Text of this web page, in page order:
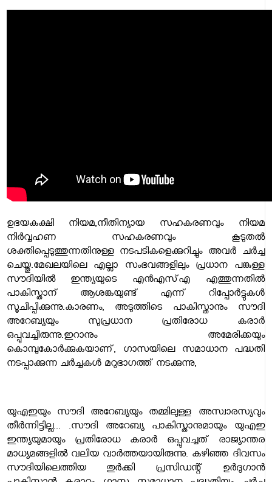
ഉഭയകക്ഷി നിയമ,നീതിന്യായ സഹകരണവും നിയമ
നിർവ്വഹണ സഹകരണവും കൂടുതൽ
ശക്തിപ്പെടുത്തുന്നതിനുള്ള നടപടികളെക്കുറിച്ചും അവർ ചർച്ച
ചെയ്തു.മേഖലയിലെ എല്ലാ സംഭവങ്ങളിലും പ്രധാന പങ്കുള്ള
സൗദിയില്‍ ഇന്ത്യയുടെ എന്‍എസ്എ എത്തുന്നതില്‍
പാകിസ്താന് ആശങ്കയുണ്ട് എന്ന് റിപ്പോര്‍ട്ടുകള്‍
സൂചിപ്പിക്കുന്നു.കാരണം, അടുത്തിടെ പാകിസ്താനും സൗദി
അറേബ്യയും സുപ്രധാന പ്രതിരോധ കരാര്‍
ഒപ്പുവച്ചിരുന്നു.ഇറാനും അമേരിക്കയും
കൊമ്പുകോര്‍ക്കുകയാണ്, ഗാസയിലെ സമാധാന പദ്ധതി
നടപ്പാക്കുന്ന ചര്‍ച്ചകള്‍ മറുഭാഗത്ത് നടക്കുന്നു,
യുഎഇയും സൗദി അറേബ്യയും തമ്മിലുള്ള അസ്വാരസ്യവും
തീര്‍ന്നിട്ടില്ല... .സൗദി അറേബ്യ പാകിസ്താനുമായും യുഎഇ
ഇന്ത്യയുമായും പ്രതിരോധ കരാര്‍ ഒപ്പുവച്ചത് രാജ്യാന്തര
മാധ്യമങ്ങളില്‍ വലിയ വാര്‍ത്തയായിരുന്നു. കഴിഞ്ഞ ദിവസം
സൗദിയിലെത്തിയ തുര്‍ക്കി പ്രസിഡന്റ് ഉര്‍ദുഗാന്‍